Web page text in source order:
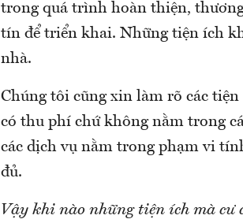
trong quá trình hoàn thiện,
tín để triển khai. Những tiện ích
nhà.
Chúng tôi cũng xin làm rõ các
có thu phí chứ không nằm trong
các dịch vụ nằm trong phạm vi
đủ.
Vậy khi nào những tiện ích mà cư